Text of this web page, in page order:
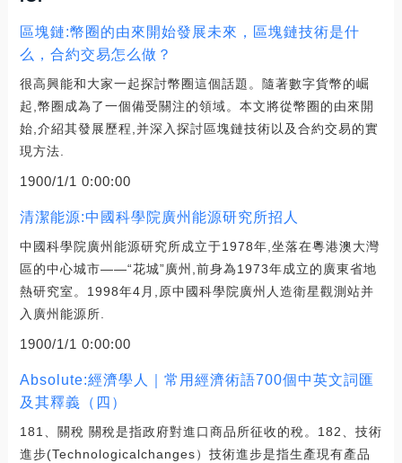
區塊鏈:幣圈的由來開始發展未來，區塊鏈技術是什
么，合約交易怎么做？
很高興能和大家一起探討幣圈這個話題。隨著數字貨幣的崛
起,幣圈成為了一個備受關注的領域。本文將從幣圈的由來開
始,介紹其發展歷程,并深入探討區塊鏈技術以及合約交易的實
現方法.
1900/1/1 0:00:00
清潔能源:中國科學院廣州能源研究所招人
中國科學院廣州能源研究所成立于1978年,坐落在粵港澳大灣
區的中心城市——“花城”廣州,前身為1973年成立的廣東省地
熱研究室。1998年4月,原中國科學院廣州人造衛星觀測站并
入廣州能源所.
1900/1/1 0:00:00
Absolute:經濟學人｜常用經濟術語700個中英文詞匯
及其釋義（四）
181、關稅 關稅是指政府對進口商品所征收的稅。182、技術
進步(Technologicalchanges）技術進步是指生產現有產品